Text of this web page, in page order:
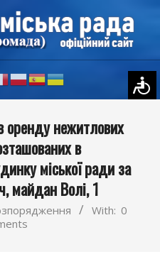
оренду нежитлових
в
міської ради за
майдан Волі, 1
With: 0